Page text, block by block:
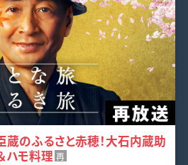
蔵のふるさと赤穂！大石内蔵助
ハモ料理 再